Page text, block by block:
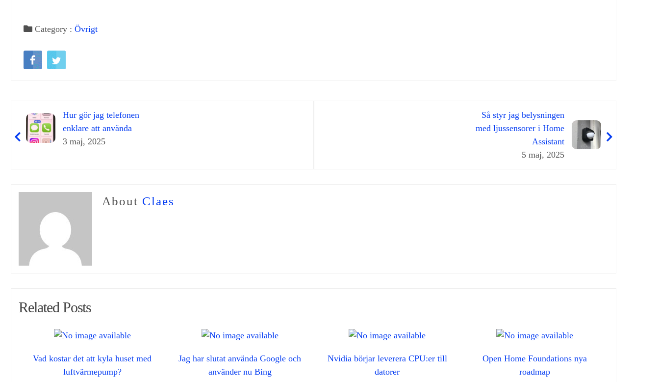
Category : Övrigt
Hur gör jag telefonen
enklare att använda
3 maj, 2025
Så styr jag belysningen
med ljussensorer i Home
Assistant
5 maj, 2025
About Claes
Related Posts
Vad kostar det att kyla huset med
luftvärmepump?
Jag har slutat använda Google och
använder nu Bing
Nvidia börjar leverera CPU:er till
datorer
Open Home Foundations nya
roadmap